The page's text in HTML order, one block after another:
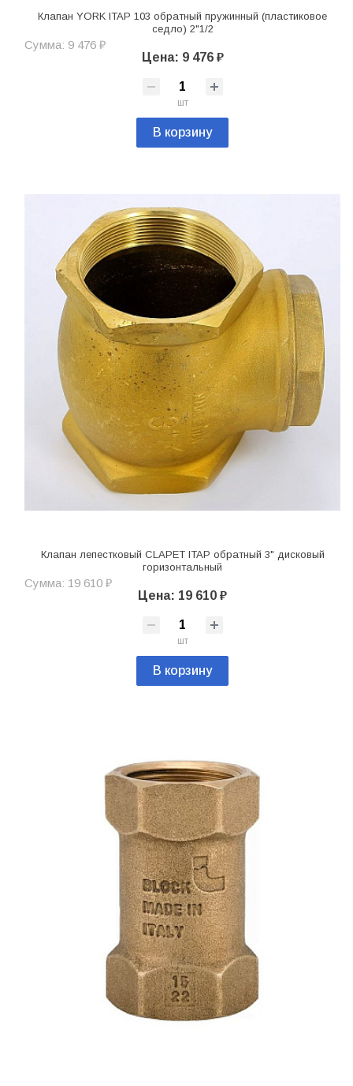
Клапан YORK ITAP 103 обратный пружинный (пластиковое
седло) 2"1/2
Сумма: 9 476 ₽
Цена: 9 476 ₽
шт
В корзину
Клапан лепестковый CLAPET ITAP обратный 3" дисковый
горизонтальный
Сумма: 19 610 ₽
Цена: 19 610 ₽
шт
В корзину